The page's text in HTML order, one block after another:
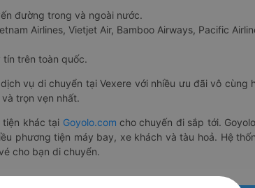
đường trong và ngoài nước.
Airlines, Vietjet Air, Bamboo Airways, Pacific
tín trên toàn quốc.
vụ di chuyển tại Vexere với nhiều ưu đãi vô cùng
trọn vẹn nhất.
tiện khác tại Goyolo.com cho chuyến đi sắp tới.
phương tiện máy bay, xe khách và tàu hoả. Hệ
cho bạn di chuyển.